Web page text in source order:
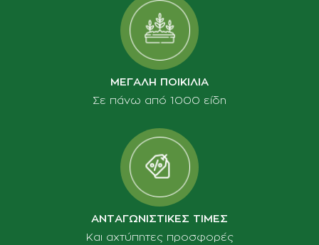
ΜΕΓΑΛΗ ΠΟΙΚΙΛΙΑ
Σε πάνω από 1000 είδη
ΑΝΤΑΓΩΝΙΣΤΙΚΕΣ ΤΙΜΕΣ
Και αχτύπητες προσφορές